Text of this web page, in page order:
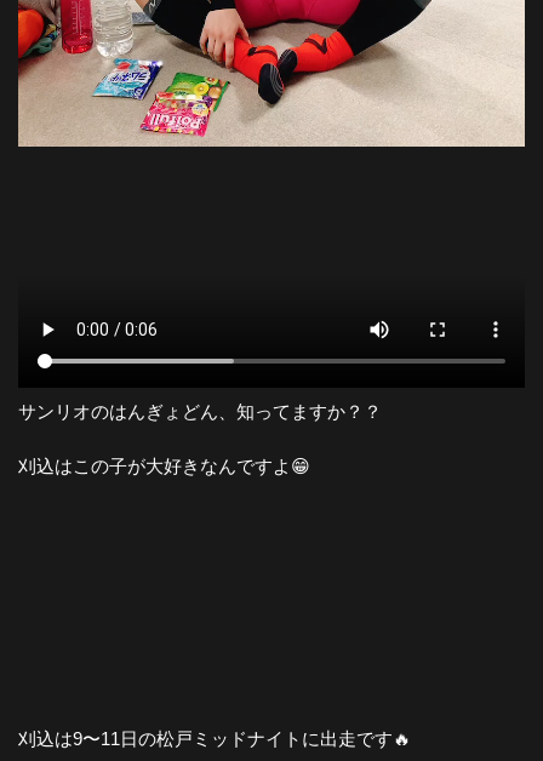
サンリオのはんぎょどん、知ってますか？？
刈込はこの子が大好きなんですよ😁
刈込は9〜11日の松戸ミッドナイトに出走です🔥